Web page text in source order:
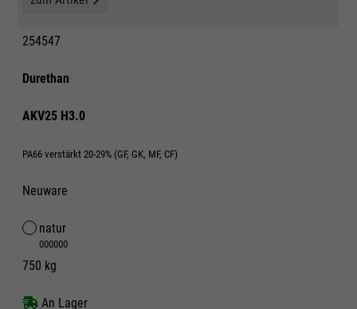
254547
Durethan
AKV25 H3.0
PA66 verstärkt 20-29% (GF, GK, MF, CF)
Neuware
natur
000000
750 kg
An Lager